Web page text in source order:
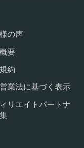
の声
要
約
業法に基づく表示
リエイトパートナ